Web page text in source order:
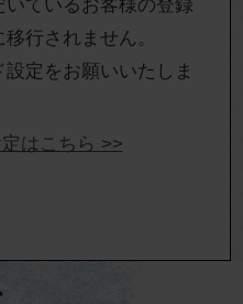
いているお客様の登録
行されません。
定をお願いいたしま
はこちら >>